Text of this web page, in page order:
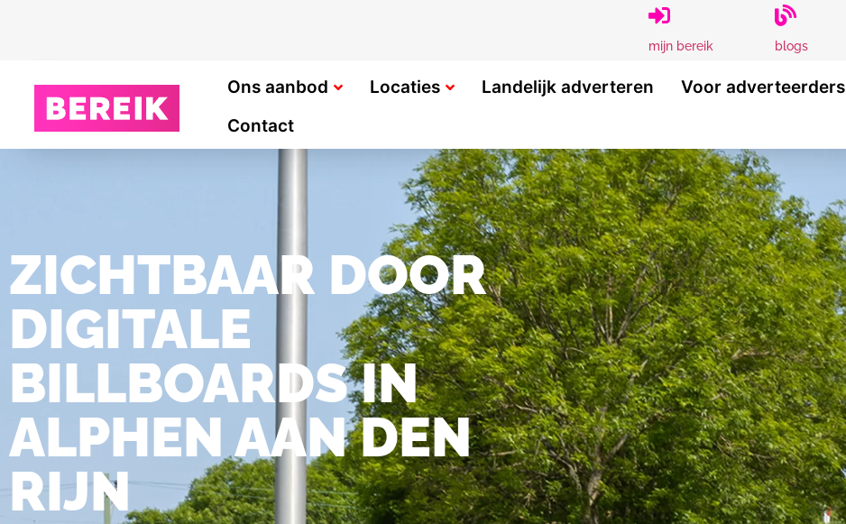
mijn bereik blogs
Ons aanbod Locaties Landelijk adverteren Voor adverteerders
Contact
ZICHTBAAR DOOR
DIGITALE
BILLBOARDS IN
ALPHEN AAN DEN
RIJN